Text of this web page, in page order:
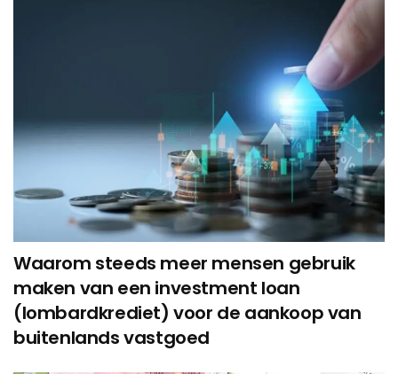
Waarom steeds meer mensen gebruik
maken van een investment loan
(lombardkrediet) voor de aankoop van
buitenlands vastgoed